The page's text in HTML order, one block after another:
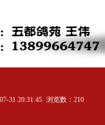
31 20:31:45 浏览数：210